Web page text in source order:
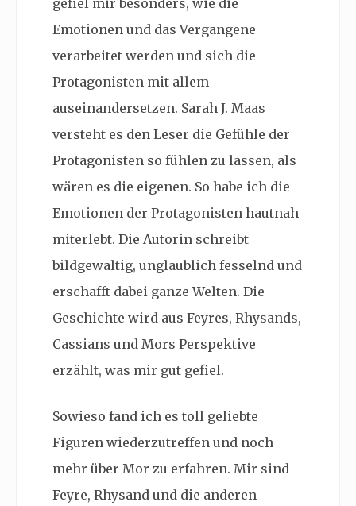
Emotionen und das Vergangene
verarbeitet werden und sich die
Protagonisten mit allem
auseinandersetzen. Sarah J. Maas
versteht es den Leser die Gefühle der
Protagonisten so fühlen zu lassen, als
wären es die eigenen. So habe ich die
Emotionen der Protagonisten hautnah
miterlebt. Die Autorin schreibt
bildgewaltig, unglaublich fesselnd und
erschafft dabei ganze Welten. Die
Geschichte wird aus Feyres, Rhysands,
Cassians und Mors Perspektive
erzählt, was mir gut gefiel.
Sowieso fand ich es toll geliebte
Figuren wiederzutreffen und noch
mehr über Mor zu erfahren. Mir sind
Feyre, Rhysand und die anderen